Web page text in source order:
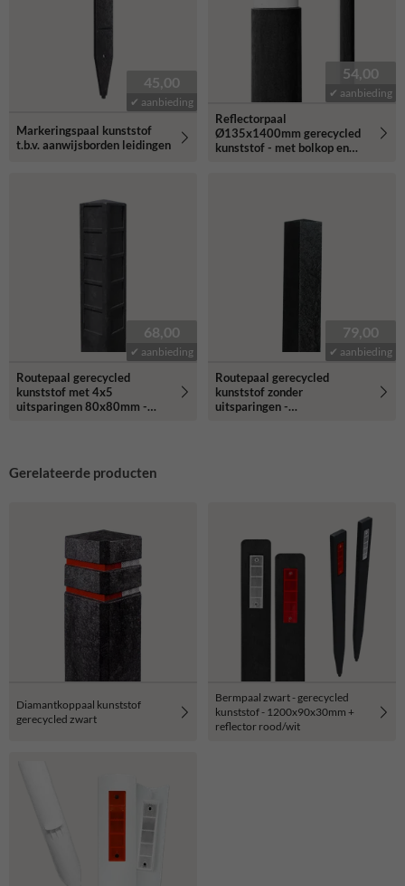
45,00
✔ aanbieding
Markeringspaal kunststof
t.b.v. aanwijsborden leidingen
54,00
✔ aanbieding
Reflectorpaal
Ø135x1400mm gerecycled
kunststof - met bolkop en
68,00
✔ aanbieding
Routepaal gerecycled
kunststof met 4x5
uitsparingen 80x80mm -
79,00
✔ aanbieding
Routepaal gerecycled
kunststof zonder
uitsparingen -
Gerelateerde producten
Diamantkoppaal kunststof
gerecycled zwart
Bermpaal zwart - gerecycled
kunststof - 1200x90x30mm +
reflector rood/wit